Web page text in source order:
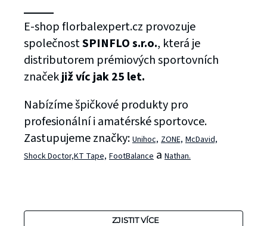
E-shop florbalexpert.cz provozuje
společnostSPINFLO s.r.o., která je
distributorem prémiových sportovních
značekjiž víc jak 25 let.
Nabízíme špičkové produkty pro
profesionální i amatérské sportovce.
Zastupujeme značky: Unihoc, ZONE, McDavid,
Shock Doctor,KT Tape, FootBalance a Nathan.
ZJISTIT VÍCE